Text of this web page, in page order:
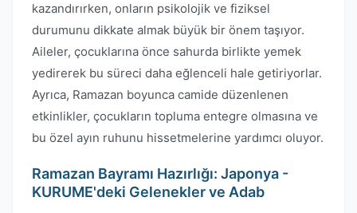
kazandırırken, onların psikolojik ve fiziksel
durumunu dikkate almak büyük bir önem taşıyor.
Aileler, çocuklarına önce sahurda birlikte yemek
yedirerek bu süreci daha eğlenceli hale getiriyorlar.
Ayrıca, Ramazan boyunca camide düzenlenen
etkinlikler, çocukların topluma entegre olmasına ve
bu özel ayın ruhunu hissetmelerine yardımcı oluyor.
Ramazan Bayramı Hazırlığı: Japonya -
KURUME'deki Gelenekler ve Adab